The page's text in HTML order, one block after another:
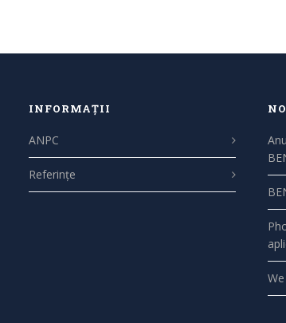
INFORMAȚII
ANPC
Referințe